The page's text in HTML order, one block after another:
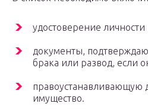
удостоверение личности
документы,
брака или развод, если
правоустанавливающую
имущество.